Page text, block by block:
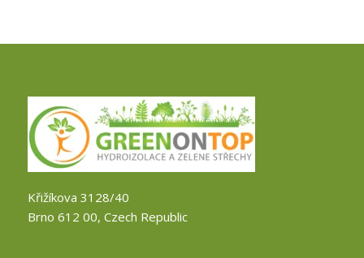
Křižíkova 3128/40
Brno 612 00, Czech Republic